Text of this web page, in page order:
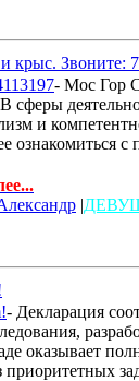
крыс. Звоните:
- Мос Гор
и
ознакомиться
|
- Декларация
оказывает